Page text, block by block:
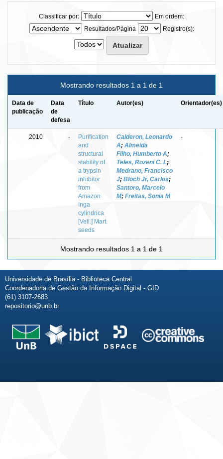
Classificar por:
Em ordem:
Resultados/Página
Registro(s):
Mostrando resultados 1 a 1 de 1
Data de
publicação
Data
de
defesa
Título Autor(es) Orientador(es)
2010 -
Purification
and
structural
stability of
a trypsin
inhibitor
from
Amazon
Inga
cylindrica
[Vell.] Mart.
seeds
Calderon, Leonardo
A; Almeida
Filho, Humberto A;
Teles, Rozeni C. L;
Medrano, Francisco
J; Bloch Jr, Carlos;
Santoro, Marcelo
M; Freitas, Sonia M
-
Mostrando resultados 1 a 1 de 1
Universidade de Brasília - Biblioteca Central
Coordenadoria de Gestão da Informação Digital - GID
(61) 3107-2683
repositorio@unb.br